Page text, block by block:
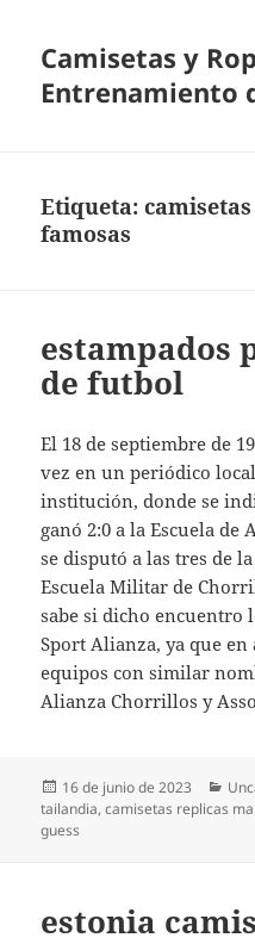
Camisetas y
Entrenamiento
Etiqueta:
famosas
estampados
de futbol
El 18 de septiembre de
vez en un periódico
institución, donde se
ganó 2:0 a la Escuela
se disputó a las tres de
Escuela Militar de
sabe si dicho encuentro
Sport Alianza, ya que
equipos con similar
Alianza Chorrillos y
Publicado
el
16 de junio de 2023
tailandia,camisetas replicas
guess
estonia